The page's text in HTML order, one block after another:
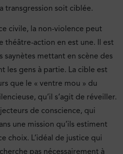
transgression soit ciblée.
civile, la non-violence peut
théâtre-action en est une. Il est
saynètes mettant en scène des
les gens à partie. La cible est
que le « ventre mou » du
qu’il s’agit de réveiller.
de conscience, qui
une mission qu’ils estiment
choix. L’idéal de justice qui
pas nécessairement à